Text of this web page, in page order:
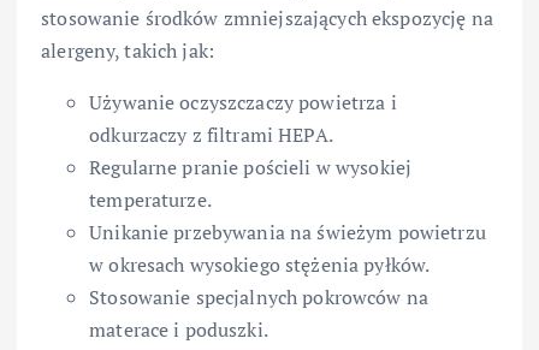
stosowanie środków zmniejszających ekspozycję na
alergeny, takich jak:
Używanie oczyszczaczy powietrza i
odkurzaczy z filtrami HEPA.
Regularne pranie pościeli w wysokiej
temperaturze.
Unikanie przebywania na świeżym powietrzu
w okresach wysokiego stężenia pyłków.
Stosowanie specjalnych pokrowców na
materace i poduszki.